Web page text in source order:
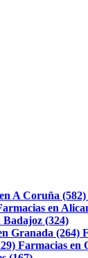
A Coruña (582)
en
Badajoz (324)
Granada (264)
Farmacias en